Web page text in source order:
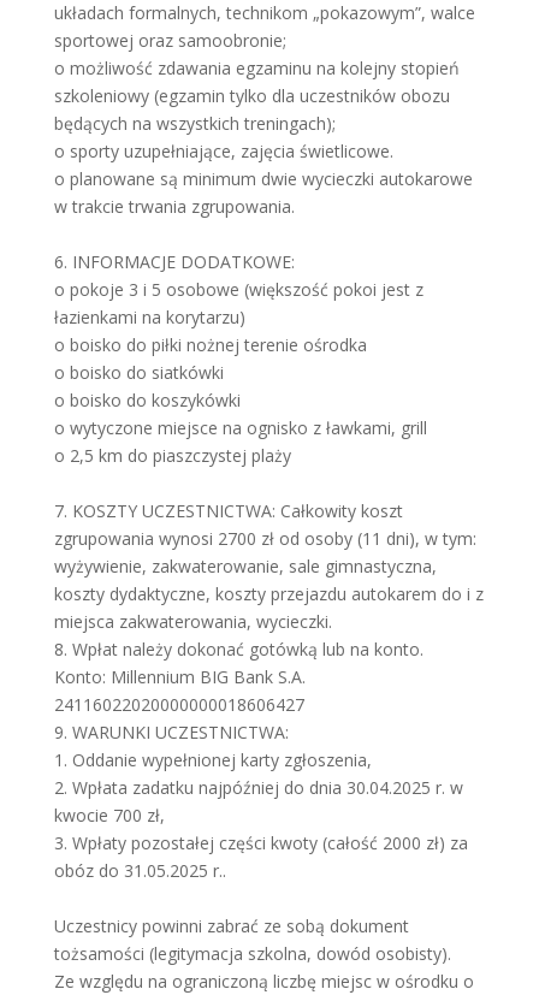
układach formalnych, technikom „pokazowym”, walce
sportowej oraz samoobronie;
o możliwość zdawania egzaminu na kolejny stopień
szkoleniowy (egzamin tylko dla uczestników obozu
będących na wszystkich treningach);
o sporty uzupełniające, zajęcia świetlicowe.
o planowane są minimum dwie wycieczki autokarowe
w trakcie trwania zgrupowania.
6. INFORMACJE DODATKOWE:
o pokoje 3 i 5 osobowe (większość pokoi jest z
łazienkami na korytarzu)
o boisko do piłki nożnej terenie ośrodka
o boisko do siatkówki
o boisko do koszykówki
o wytyczone miejsce na ognisko z ławkami, grill
o 2,5 km do piaszczystej plaży
7. KOSZTY UCZESTNICTWA: Całkowity koszt
zgrupowania wynosi 2700 zł od osoby (11 dni), w tym:
wyżywienie, zakwaterowanie, sale gimnastyczna,
koszty dydaktyczne, koszty przejazdu autokarem do i z
miejsca zakwaterowania, wycieczki.
8. Wpłat należy dokonać gotówką lub na konto.
Konto: Millennium BIG Bank S.A.
24116022020000000018606427
9. WARUNKI UCZESTNICTWA:
1. Oddanie wypełnionej karty zgłoszenia,
2. Wpłata zadatku najpóźniej do dnia 30.04.2025 r. w
kwocie 700 zł,
3. Wpłaty pozostałej części kwoty (całość 2000 zł) za
obóz do 31.05.2025 r..
Uczestnicy powinni zabrać ze sobą dokument
tożsamości (legitymacja szkolna, dowód osobisty).
Ze względu na ograniczoną liczbę miejsc w ośrodku o